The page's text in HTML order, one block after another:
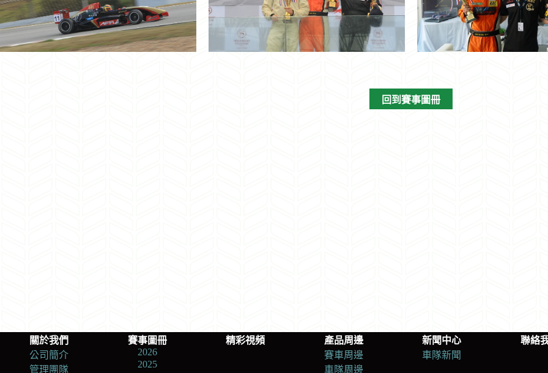
回到賽事圖冊
關於我們
公司簡介
管理團隊
賽事圖冊
2026
2025
精彩視頻
產品周邊
賽車周邊
車隊周邊
新聞中心
車隊新聞
聯絡